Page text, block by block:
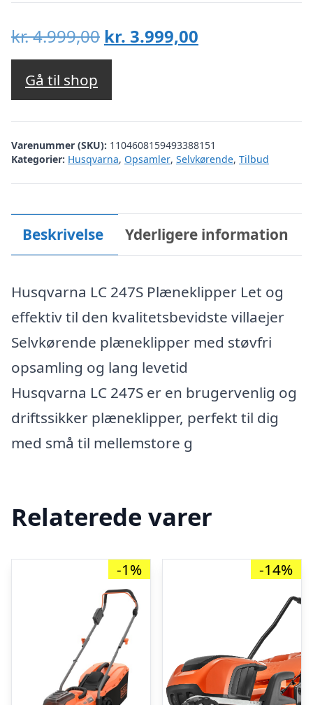
kr.4.999,00 Den
oprindelige
var:
kr. 4.999,00.
kr. 3.999,00
kr. 3.999,00.
Gå til shop
Varenummer (SKU): 1104608159493388151
Kategorier: Husqvarna, Opsamler, Selvkørende, Tilbud
Beskrivelse Yderligere information
Husqvarna LC 247S Plæneklipper Let og
effektiv til den kvalitetsbevidste villaejer
Selvkørende plæneklipper med støvfri
opsamling og lang levetid
Husqvarna LC 247S er en brugervenlig og
driftssikker plæneklipper, perfekt til dig
med små til mellemstore g
Relaterede varer
-1% -14%